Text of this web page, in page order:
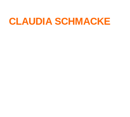
CLAUDIA SCHMACKE